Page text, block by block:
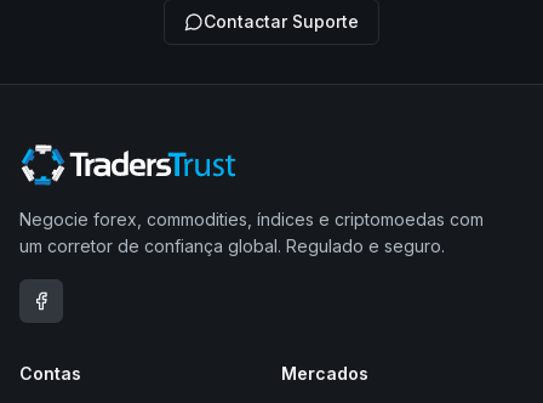
Contactar Suporte
Negocie forex, commodities, índices e criptomoedas com
um corretor de confiança global. Regulado e seguro.
Contas Mercados